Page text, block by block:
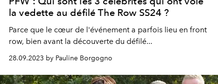
la vedette au défilé The Row SS24 ?
Parce que le cœur de l'événement a parfois lieu en front
row, bien avant la découverte du défilé...
28.09.2023 by Pauline Borgogno